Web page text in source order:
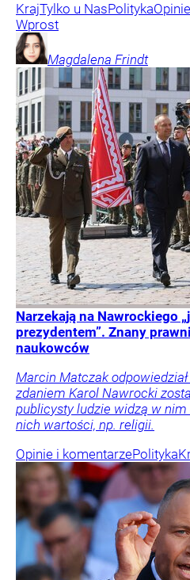
KrajTylko u NasPolityka
Wprost
Magdalena Frindt
Narzekają na Nawrockiego
prezydentem”. Znany
naukowców
Marcin Matczak
zdaniem Karol Nawrocki
publicysty ludzie widzą w
nich wartości, np. religii.
Opinie i komentarzePolityka